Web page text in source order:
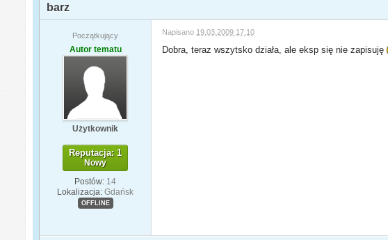
barz
Początkujący
Autor tematu
Użytkownik
Reputacja: 1
Nowy
Postów: 14
Lokalizacja: Gdańsk
OFFLINE
Napisano 19.03.2009 17:10
Dobra, teraz wszytsko działa, ale eksp się nie zapisuję